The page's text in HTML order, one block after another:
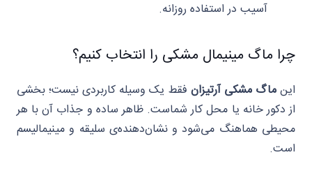
آسیب در استفاده روزانه.
چرا ماگ مینیمال مشکی را انتخاب کنیم؟
اینماگ مشکی آرتیزان فقط یک وسیله کاربردی نیست؛ بخشی
از دکور خانه یا محل کار شماست. ظاهر ساده و جذاب آن با هر
محیطی هماهنگ می‌شود و نشان‌دهنده‌ی سلیقه و مینیمالیسم
است.